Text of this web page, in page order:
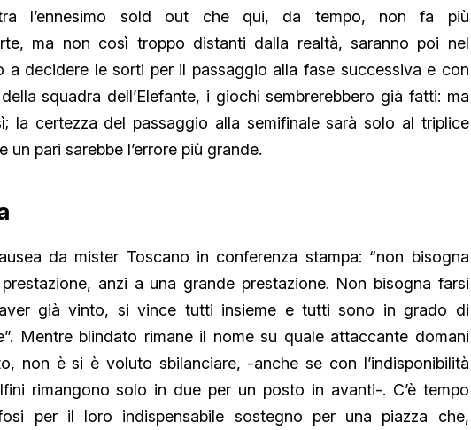
l’ennesimo sold out che qui, da tempo, non fa più
ma non così troppo distanti dalla realtà, saranno poi nel
a decidere le sorti per il passaggio alla fase successiva e con
squadra dell’Elefante, i giochi sembrerebbero già fatti: ma
la certezza del passaggio alla semifinale sarà solo al triplice
pari sarebbe l’errore più grande.
da mister Toscano in conferenza stampa: “non bisogna
anzi a una grande prestazione. Non bisogna farsi
già vinto, si vince tutti insieme e tutti sono in grado di
Mentre blindato rimane il nome su quale attaccante domani
non è si è voluto sbilanciare, -anche se con l’indisponibilità
rimangono solo in due per un posto in avanti-. C’è tempo
per il loro indispensabile sostegno per una piazza che,